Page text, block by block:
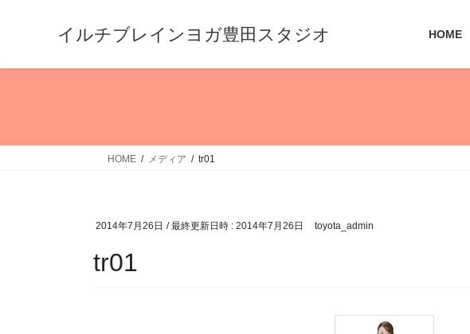
ン
ー
イルチブレインヨガ豊田スタジオ HOME
HOME メディア tr01
2014年7月26日 / 最終更新日時 : 2014年7月26日 toyota_admin
tr01